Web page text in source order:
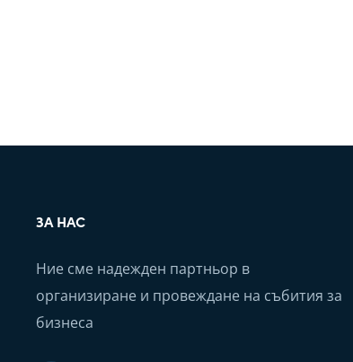
ЗА НАС
Ние сме надежден партньор в
организиране и провеждане на събития за
бизнеса